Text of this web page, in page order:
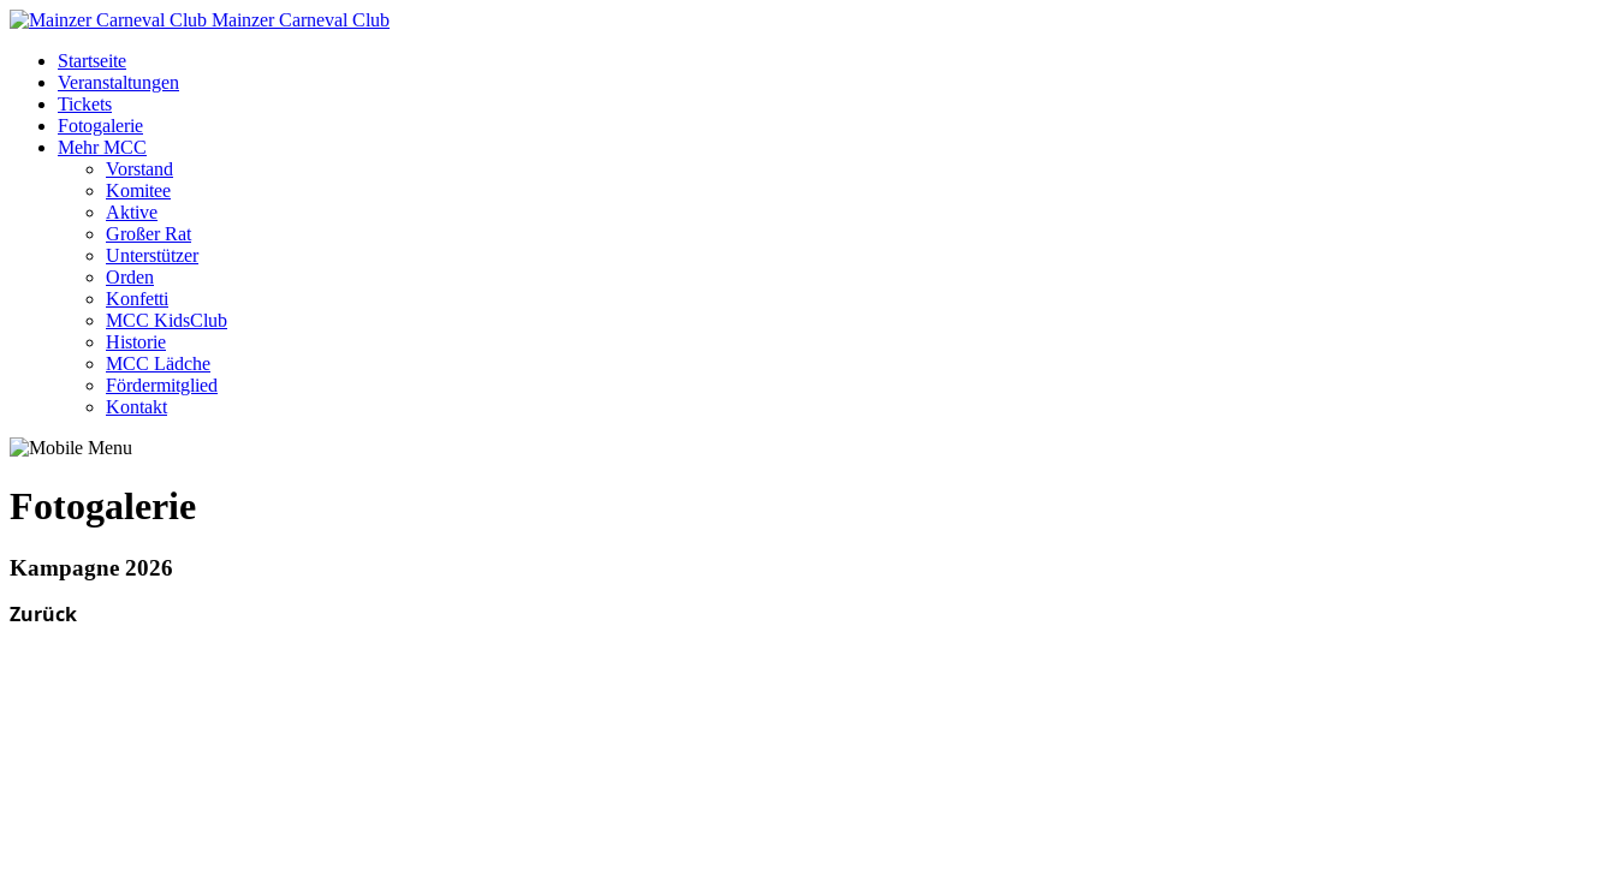
Mainzer Carneval Club
Startseite
Veranstaltungen
Tickets
Fotogalerie
Mehr MCC
Vorstand
Komitee
Aktive
Großer Rat
Unterstützer
Orden
Konfetti
MCC KidsClub
Historie
MCC Lädche
Fördermitglied
Kontakt
Fotogalerie
Kampagne 2026
Zurück